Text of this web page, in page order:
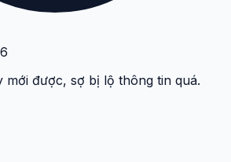
mới được, sợ bị lộ thông tin quá.